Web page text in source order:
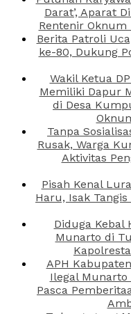
Darat’, Aparat
Rentenir Oknum
Berita Patroli
ke-80, Dukung
Wakil Ketua
Memiliki Dapur
di Desa
Tanpa
Rusak, Warga
Aktivitas
Pisah Kenal
Haru, Isak
Diduga Kebal
Munarto di
APH
Ilegal Munarto
Pasca